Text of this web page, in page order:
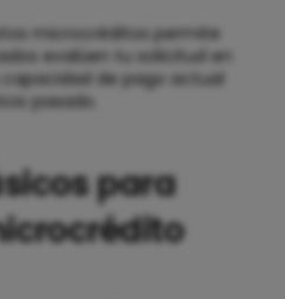
microcréditos permite
evalúen tu solicitud en
de pago actual
pasado.
para